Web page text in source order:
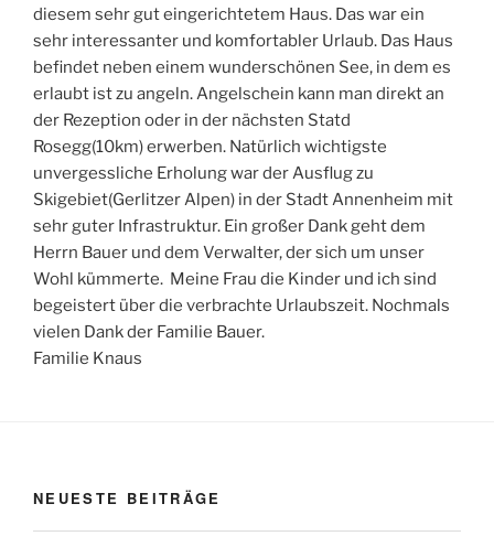
diesem sehr gut eingerichtetem Haus. Das war ein
sehr interessanter und komfortabler Urlaub. Das Haus
befindet neben einem wunderschönen See, in dem es
erlaubt ist zu angeln. Angelschein kann man direkt an
der Rezeption oder in der nächsten Statd
Rosegg(10km) erwerben. Natürlich wichtigste
unvergessliche Erholung war der Ausflug zu
Skigebiet(Gerlitzer Alpen) in der Stadt Annenheim mit
sehr guter Infrastruktur. Ein großer Dank geht dem
Herrn Bauer und dem Verwalter, der sich um unser
Wohl kümmerte. Meine Frau die Kinder und ich sind
begeistert über die verbrachte Urlaubszeit. Nochmals
vielen Dank der Familie Bauer.
Familie Knaus
NEUESTE BEITRÄGE